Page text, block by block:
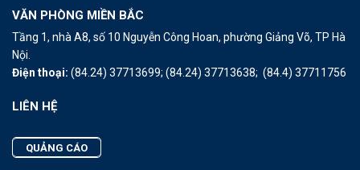
VĂN PHÒNG MIỀN BẮC
Tầng 1, nhà A8, số 10 Nguyễn Công Hoan, phường Giảng Võ, TP Hà
Nội.
Điện thoại: (84.24) 37713699; (84.24) 37713638; (84.4) 37711756
LIÊN HỆ
QUẢNG CÁO